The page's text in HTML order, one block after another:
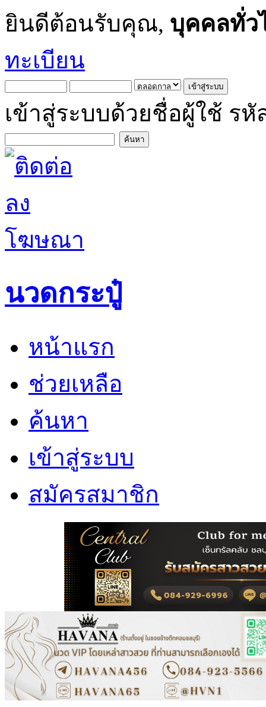
ยินดีต้อนรับคุณ, บุคคลทั่ว
ทะเบียน
เข้าสู่ระบบด้วยชื่อผู้ใช้ รหั
นวดกระปู๋
หน้าแรก
ช่วยเหลือ
ค้นหา
เข้าสู่ระบบ
สมัครสมาชิก